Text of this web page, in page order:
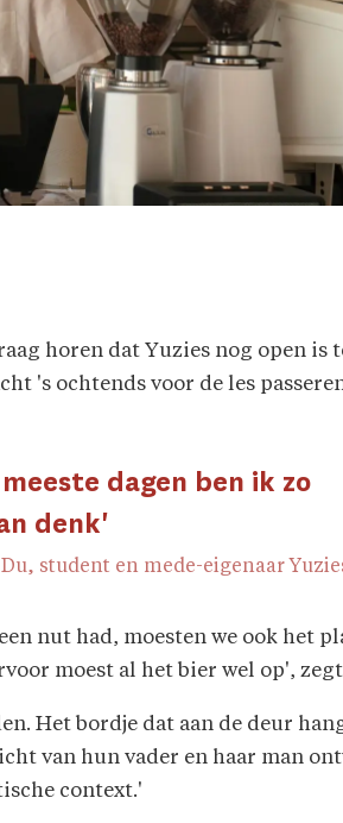
horen dat Yuzies nog open is
's ochtends voor de les
dagen ben ik zo
denk'
student en mede-eigenaar
nut had, moesten we ook het
moest al het bier wel op',
Het bordje dat aan de deur
van hun vader en haar man
context.'